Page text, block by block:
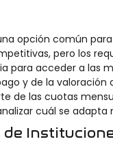
opción común
pero los
para acceder a las
y de la
de las cuotas
cuál se adapta